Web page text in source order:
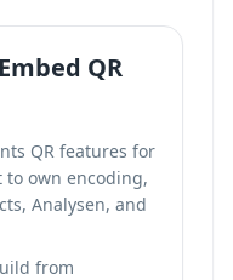
QR
QR features for
own encoding,
Analysen, and
from